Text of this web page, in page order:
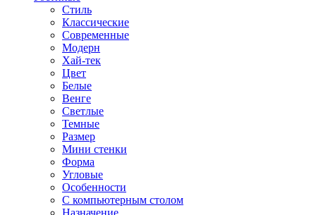
Стиль
Классические
Современные
Модерн
Хай-тек
Цвет
Белые
Венге
Светлые
Темные
Размер
Мини стенки
Форма
Угловые
Особенности
С компьютерным столом
Назначение